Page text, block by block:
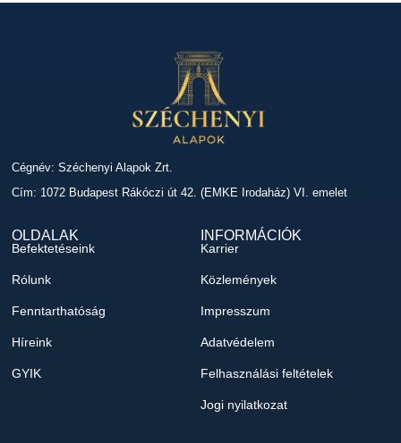
Cégnév: Széchenyi Alapok Zrt.
Cím: 1072 Budapest Rákóczi út 42. (EMKE Irodaház) VI. emelet
OLDALAK
Befektetéseink
Rólunk
Fenntarthatóság
Híreink
GYIK
INFORMÁCIÓK
Karrier
Közlemények
Impresszum
Adatvédelem
Felhasználási feltételek
Jogi nyilatkozat